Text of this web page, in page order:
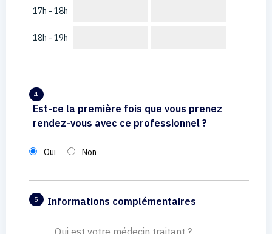
17h - 18h
18h - 19h
4
Est-ce la première fois que vous prenez
rendez-vous avec ce professionnel ?
Oui Non
5 Informations complémentaires
Qui est votre médecin traitant ?